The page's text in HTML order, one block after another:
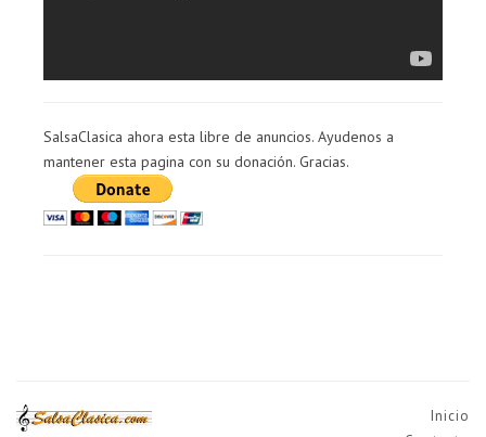
SalsaClasica ahora esta libre de anuncios. Ayudenos a
mantener esta pagina con su donación. Gracias.
Inicio